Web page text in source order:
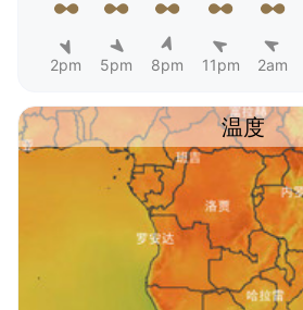
2pm 5pm 8pm 11pm 2am
温度